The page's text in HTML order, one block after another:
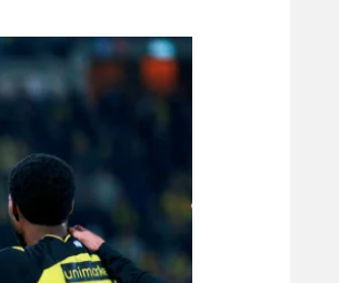
תקנון משתתפים וזוכים בפרסים
תקנון עבור פעילות אלקטרה
גיימינג E-Sports
תנאי שימוש